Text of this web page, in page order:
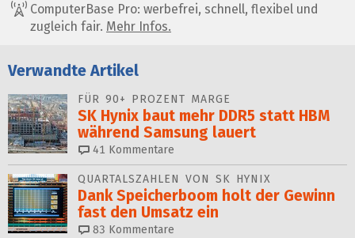
ComputerBase Pro: werbefrei, schnell, flexibel und
zugleich fair. Mehr Infos.
Verwandte Artikel
FÜR 90+ PROZENT MARGE
SK Hynix baut mehr DDR5 statt HBM
während Samsung lauert
41 Kommentare
QUARTALSZAHLEN VON SK HYNIX
Dank Speicherboom holt der Gewinn
fast den Umsatz ein
83 Kommentare